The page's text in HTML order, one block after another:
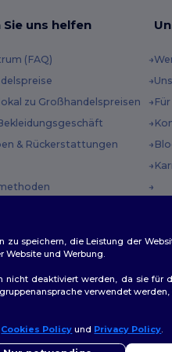
Sie uns helfen
(FAQ)
zu Großhandelspreisen
& Rückerstattungen
speichern, die Leistung der
Website und Werbung.
nicht deaktiviert werden, da sie für
verwendet
Cookies Policy und Privacy Policy.